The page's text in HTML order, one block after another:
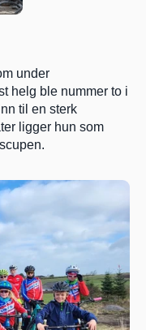
under
helg ble nummer to i
til en sterk
ligger hun som